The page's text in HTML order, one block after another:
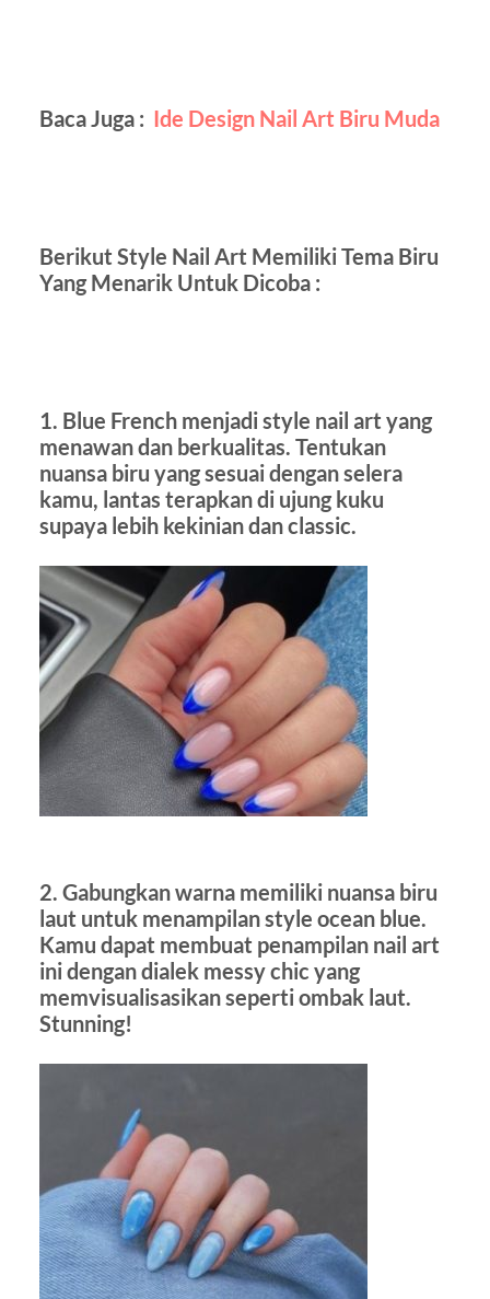
Baca Juga : Ide Design Nail Art Biru Muda
Berikut Style Nail Art Memiliki Tema Biru
Yang Menarik Untuk Dicoba :
1. Blue French menjadi style nail art yang
menawan dan berkualitas. Tentukan
nuansa biru yang sesuai dengan selera
kamu, lantas terapkan di ujung kuku
supaya lebih kekinian dan classic.
2. Gabungkan warna memiliki nuansa biru
laut untuk menampilan style ocean blue.
Kamu dapat membuat penampilan nail art
ini dengan dialek messy chic yang
memvisualisasikan seperti ombak laut.
Stunning!